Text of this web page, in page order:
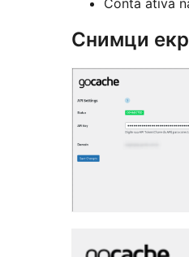
Conta ativa
Снимци